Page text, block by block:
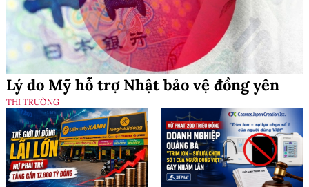
Lý do Mỹ hỗ trợ Nhật bảo vệ đồng yên
THỊ TRƯỜNG